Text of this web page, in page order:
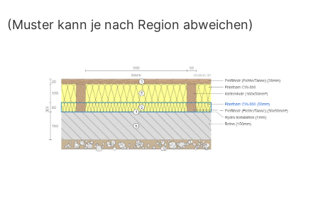
(Muster kann je nach Region abweichen)